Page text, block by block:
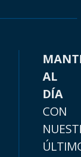
AL
DÍA
CON